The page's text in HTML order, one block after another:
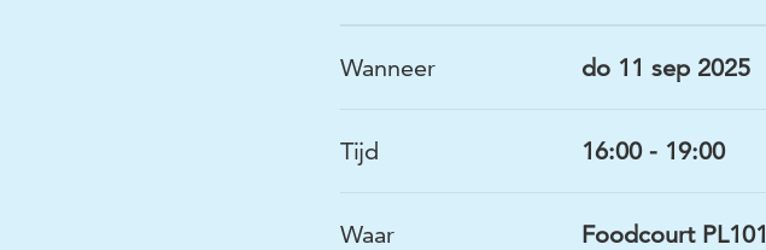
Wanneer do 11 sep 2025
Tijd 16:00 - 19:00
Waar Foodcourt PL101